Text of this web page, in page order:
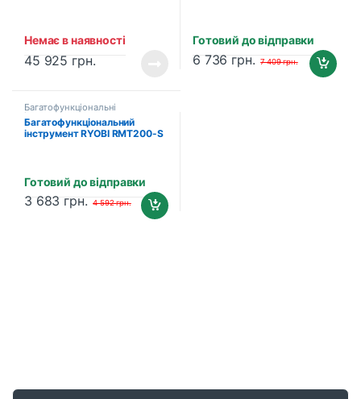
Немає в наявності
45 925 грн.
Готовий до відправки
6 736 грн. 7 409грн.
Багатофункціональні
інструменти
Багатофункціональний
інструмент RYOBI RMT200-S
Готовий до відправки
3 683 грн. 4 592грн.